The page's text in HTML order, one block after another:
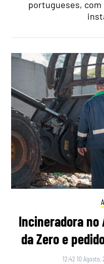
portugueses,
Incineradora
da Zero e
12:42 10 Agosto,